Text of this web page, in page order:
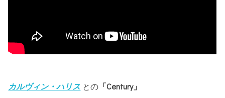
カルヴィン・ハリス との 「Century」